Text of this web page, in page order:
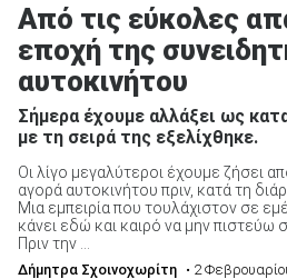
Από τις εύκολες
εποχή της
αυτοκινήτου
Σήμερα έχουμε αλλάξει ως
με τη σειρά της εξελίχθηκε.
Οι λίγο μεγαλύτεροι έχουμε ζήσει
αγορά αυτοκινήτου πριν, κατά τη
Μια εμπειρία που τουλάχιστον σε
κάνει εδώ και καιρό να μην πιστεύω
Πριν την ...
Δήμητρα Σχοινοχωρίτη • 2